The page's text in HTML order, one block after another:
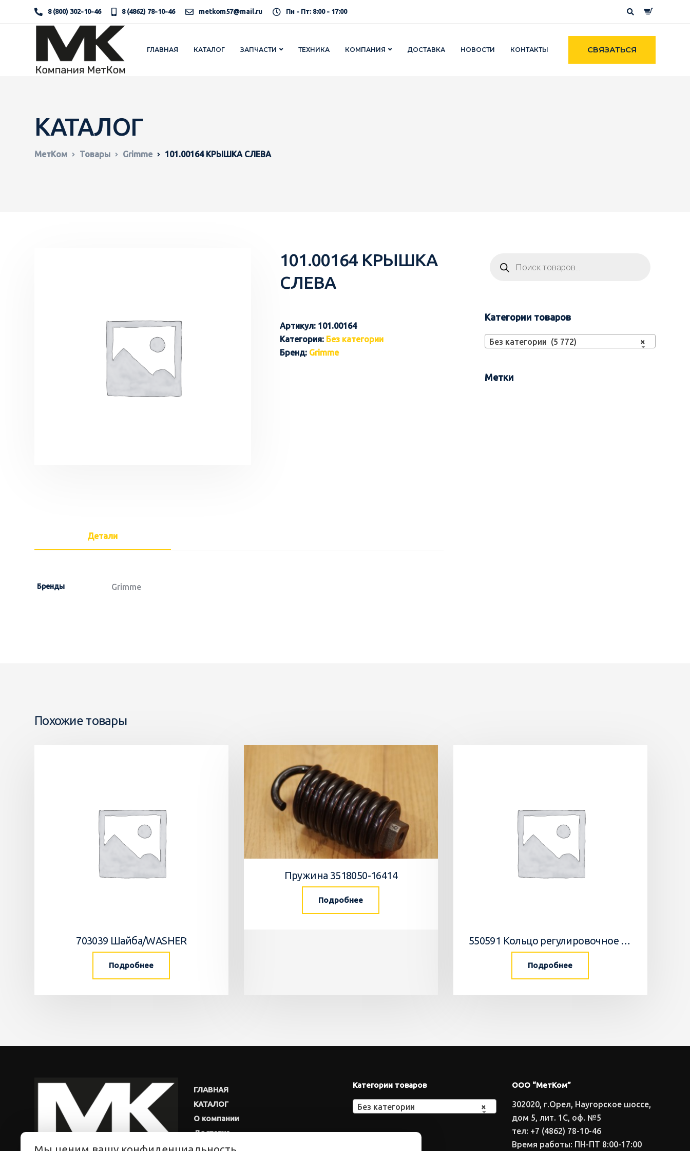
8 (800) 302-10-46 8 (4862) 78-10-46 metkom57@mail.ru Пн - Пт: 8:00 - 17:00
ГЛАВНАЯ КАТАЛОГ ЗАПЧАСТИ ТЕХНИКА КОМПАНИЯ ДОСТАВКА НОВОСТИ КОНТАКТЫ СВЯЗАТЬСЯ
КАТАЛОГ
МетКом Товары Grimme 101.00164 КРЫШКА СЛЕВА
101.00164 КРЫШКА
СЛЕВА
Артикул: 101.00164
Категория: Без категории
Бренд: Grimme
Детали
Бренды Grimme
Категории товаров
×
Без категории (5 772)
Метки
Похожие товары
703039 Шайба/WASHER
Подробнее
Пружина 3518050-16414
Подробнее
550591 Кольцо регулировочное 0,05мм/WEDGE
Подробнее
ГЛАВНАЯ
КАТАЛОГ
О компании
Доставка
Новости
Категории товаров
×
Без категории
ООО “МетКом”
302020, г.Орел, Наугорское шоссе,
дом 5, лит. 1С, оф. №5
тел: +7 (4862) 78-10-46
Время работы: ПН-ПТ 8:00-17:00